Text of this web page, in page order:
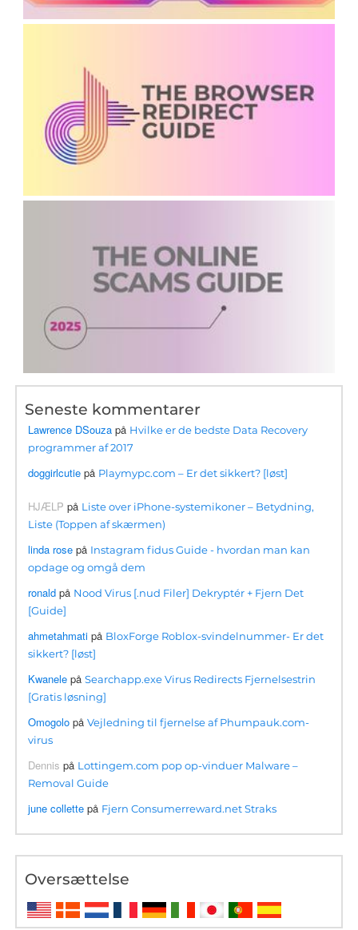
Seneste kommentarer
Lawrence DSouza på Hvilke er de bedste Data Recovery
programmer af 2017
doggirlcutie på Playmypc.com – Er det sikkert? [løst]
HJÆLP på Liste over iPhone-systemikoner – Betydning,
Liste (Toppen af ​​skærmen)
linda rose på Instagram fidus Guide - hvordan man kan
opdage og omgå dem
ronald på Nood Virus [.nud Filer] Dekryptér + Fjern Det
[Guide]
ahmetahmati på BloxForge Roblox-svindelnummer- Er det
sikkert? [løst]
Kwanele påSearchapp.exe Virus Redirects Fjernelsestrin
[Gratis løsning]
Omogolo påVejledning til fjernelse af Phumpauk.com-
virus
Dennis på Lottingem.com pop op-vinduer Malware –
Removal Guide
june collette på Fjern Consumerreward.net Straks
Oversættelse